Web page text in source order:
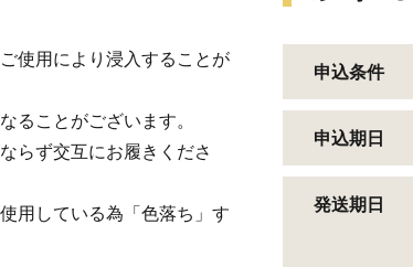
使用により浸入することが
ることがございます。
らず交互にお履きくださ
用している為「色落ち」す
申込条件
申込期日
発送期日